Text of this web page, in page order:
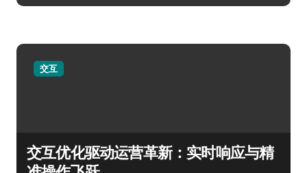
交互
交互优化驱动运营革新：实时响应与精